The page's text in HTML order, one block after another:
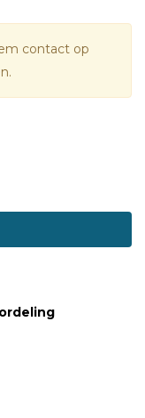
haar oeuvre en is
laten de
contact op